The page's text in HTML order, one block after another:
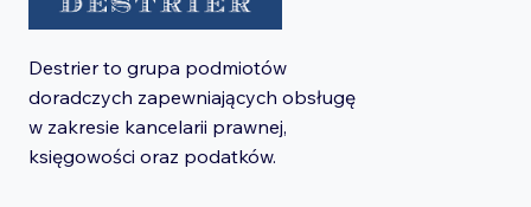
Destrier to grupa podmiotów
doradczych zapewniających obsługę
w zakresie kancelarii prawnej,
księgowości oraz podatków.